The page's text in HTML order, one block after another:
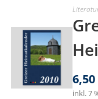
6,50
inkl. 7